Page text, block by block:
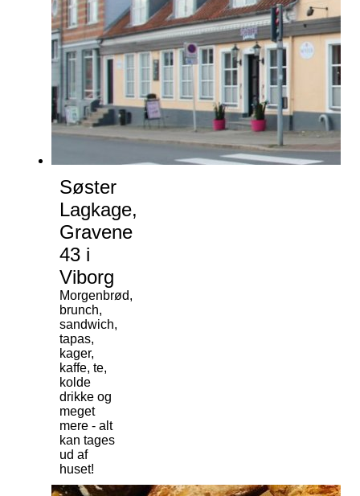
Søster
Lagkage,
Gravene
43 i
Viborg
Morgenbrød,
brunch,
sandwich,
tapas,
kager,
kaffe, te,
kolde
drikke og
meget
mere - alt
kan tages
ud af
huset!